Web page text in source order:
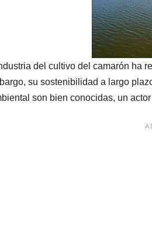
del cultivo del camarón ha
su sostenibilidad a largo
son bien conocidas, un